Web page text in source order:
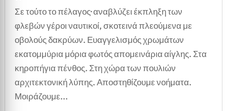
Σε τούτο το πέλαγος· αναβλύζει έκπληξη των
φλεβών γέροι ναυτικοί, σκοτεινά πλεούμενα με
οβολούς δακρύων. Ευαγγελισμός χρωμάτων
εκατομμύρια μόρια φωτός απομεινάρια αίγλης. Στα
κηροπήγια πένθος. Στη χώρα των πουλιών
αρχιτεκτονική λύπης. Αποστηθίζουμε νοήματα.
Μοιράζουμε...